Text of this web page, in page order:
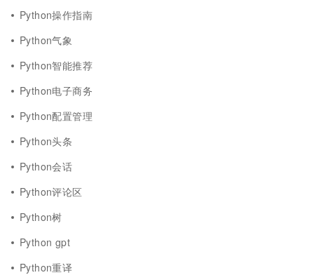
Python操作指南
Python气象
Python智能推荐
Python电子商务
Python配置管理
Python头条
Python会话
Python评论区
Python树
Python gpt
Python重译